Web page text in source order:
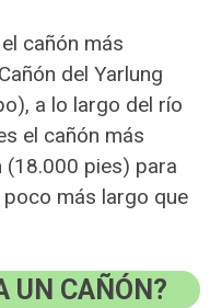
cañón más
del Yarlung
a lo largo del río
el cañón más
pies) para
poco más largo que
UN CAÑÓN?